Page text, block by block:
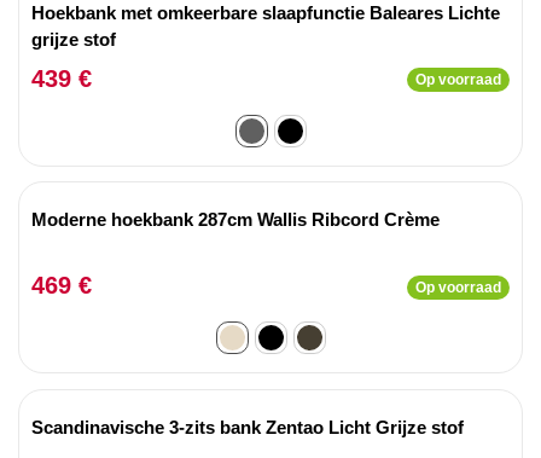
Hoekbank met omkeerbare slaapfunctie Baleares Lichte
grijze stof
439 € Op voorraad
Moderne hoekbank 287cm Wallis Ribcord Crème
469 € Op voorraad
Scandinavische 3-zits bank Zentao Licht Grijze stof